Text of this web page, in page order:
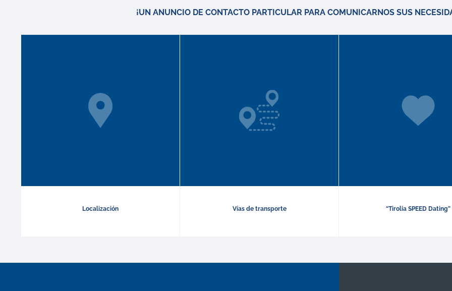
¡UN ANUNCIO DE CONTACTO PARTICULAR PARA COMUNICARNOS SUS
Localización Vías de transporte “Tirolia SPEED Dating”